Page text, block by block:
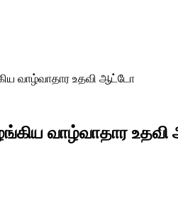
வாழ்வாதார உதவி ஆட்டோ
வாழ்வாதார